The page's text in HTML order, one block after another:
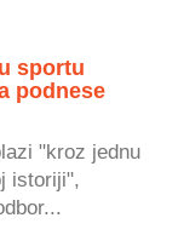
sportu
podnese
"kroz jednu
istoriji",